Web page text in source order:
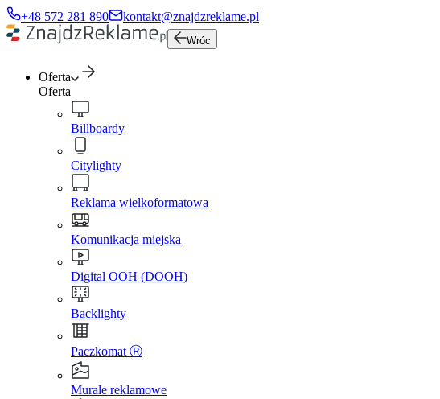
+48 572 281 890 kontakt@znajdzreklame.pl
Wróc
Oferta
Oferta
Billboardy
Citylighty
Reklama wielkoformatowa
Komunikacja miejska
Digital OOH (DOOH)
Backlighty
Paczkomat Ⓡ
Murale reklamowe